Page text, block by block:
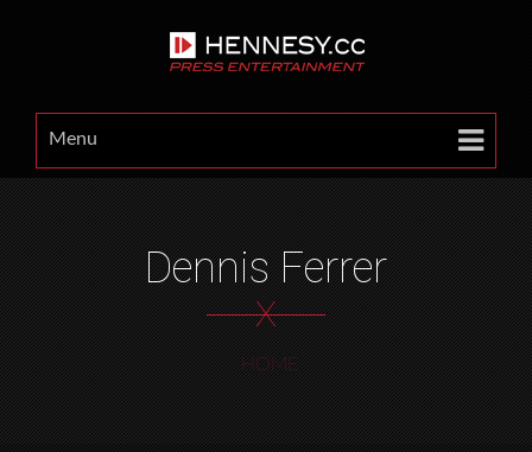
Menu
Dennis Ferrer
X
HOME